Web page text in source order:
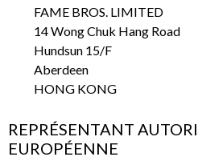
FAME BROS. LIMITED
14 Wong Chuk Hang Road
Hundsun 15/F
Aberdeen
HONG KONG
REPRÉSENTANT
EUROPÉENNE